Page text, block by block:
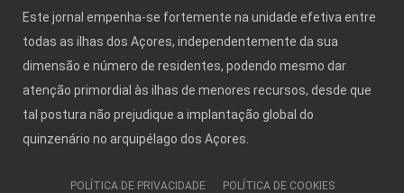
Este jornal empenha-se fortemente na unidade efetiva entre
todas as ilhas dos Açores, independentemente da sua
dimensão e número de residentes, podendo mesmo dar
atenção primordial às ilhas de menores recursos, desde que
tal postura não prejudique a implantação global do
quinzenário no arquipélago dos Açores.
POLÍTICA DE PRIVACIDADE POLÍTICA DE COOKIES